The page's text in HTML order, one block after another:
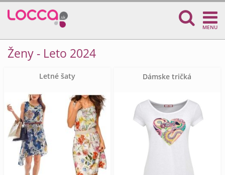
MENU
Ženy - Leto 2024
Letné šaty Dámske tričká